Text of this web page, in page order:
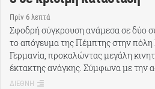
Πρίν 6 λεπτά
Σφοδρή σύγκρουση ανάμεσα σε δύο
το απόγευμα της Πέμπτης στην πόλη
Γερμανία, προκαλώντας μεγάλη
έκτακτης ανάγκης. Σύμφωνα με την
ΔΙΕΘΝΗ